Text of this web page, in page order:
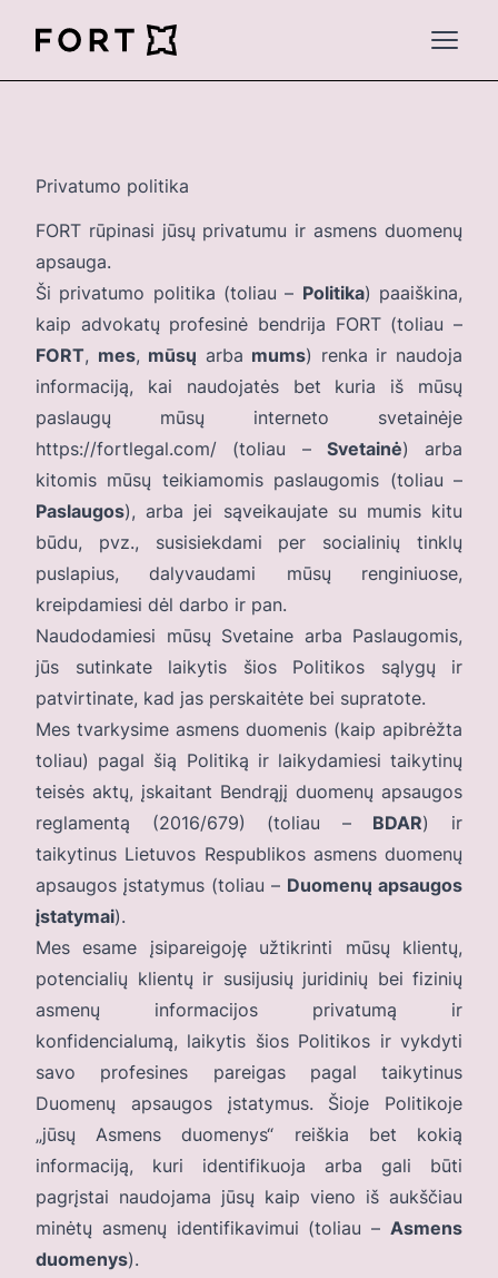
FortLegal
Open
Privatumo politika
FORT rūpinasi jūsų privatumu ir asmens duomenų
apsauga.
Ši privatumo politika (toliau – Politika) paaiškina,
kaip advokatų profesinė bendrija FORT (toliau –
FORT, mes, mūsų arba mums) renka ir naudoja
informaciją, kai naudojatės bet kuria iš mūsų
paslaugų mūsų interneto svetainėje
https://fortlegal.com/ (toliau – Svetainė) arba
kitomis mūsų teikiamomis paslaugomis (toliau –
Paslaugos), arba jei sąveikaujate su mumis kitu
būdu, pvz., susisiekdami per socialinių tinklų
puslapius, dalyvaudami mūsų renginiuose,
kreipdamiesi dėl darbo ir pan.
Naudodamiesi mūsų Svetaine arba Paslaugomis,
jūs sutinkate laikytis šios Politikos sąlygų ir
patvirtinate, kad jas perskaitėte bei supratote.
Mes tvarkysime asmens duomenis (kaip apibrėžta
toliau) pagal šią Politiką ir laikydamiesi taikytinų
teisės aktų, įskaitant Bendrąjį duomenų apsaugos
reglamentą (2016/679) (toliau – BDAR) ir
taikytinus Lietuvos Respublikos asmens duomenų
apsaugos įstatymus (toliau – Duomenų apsaugos
įstatymai).
Mes esame įsipareigoję užtikrinti mūsų klientų,
potencialių klientų ir susijusių juridinių bei fizinių
asmenų informacijos privatumą ir
konfidencialumą, laikytis šios Politikos ir vykdyti
savo profesines pareigas pagal taikytinus
Duomenų apsaugos įstatymus. Šioje Politikoje
„jūsų Asmens duomenys“ reiškia bet kokią
informaciją, kuri identifikuoja arba gali būti
pagrįstai naudojama jūsų kaip vieno iš aukščiau
minėtų asmenų identifikavimui (toliau – Asmens
duomenys).